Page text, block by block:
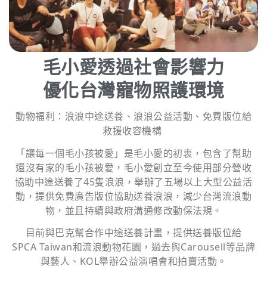
毛小愛透過社會影響力
優化台灣寵物照護環境
動物福利：浪浪中途送養、浪浪公益活動、免費版位給
救援收容機構
「讓每一個毛小孩被愛」是毛小愛的初衷，包含了幫助
還沒有家的毛小孩被愛，毛小愛創立至今使用部分營收
協助中途送養了45隻浪浪，舉辦了五場以上大型公益活
動，提供免費廣告版位協助送養浪浪，減少台灣流浪動
物，並且持續與政府溝通修改動保法規。
目前與巴克幫合作中途送養計畫，提供送養版位給
SPCA Taiwan和流浪動物花園，過去與Carousell等品牌
與藝人、KOL舉辦公益演唱會和拍賣活動。